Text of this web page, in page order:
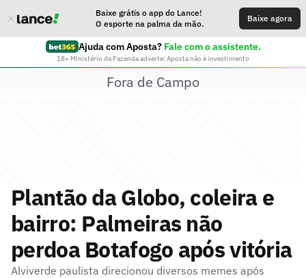
Baixe grátis o app do Lance!
O esporte na palma da mão.
Baixe agora
Ajuda com Aposta? Fale com o assistente.
18+ Ministério da Fazenda adverte: Aposta não é investimento
Fora de Campo
Plantão da Globo, coleira e
bairro: Palmeiras não
perdoa Botafogo após vitória
Alviverde paulista direcionou diversos memes após